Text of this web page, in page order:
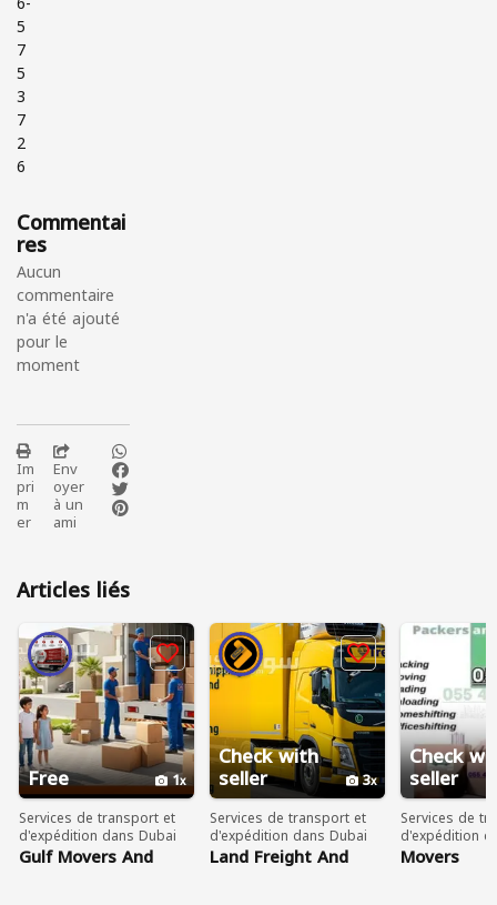
5
7
5
3
7
2
6
Commentai
res
Aucun
commentaire
n'a été ajouté
pour le
moment
Im
pri
m
er
Env
oyer
à un
ami
Articles liés
Free 1
Services de transport et
d'expédition dans Dubai
Gulf Movers And
Check with
seller 3
Services de transport et
d'expédition dans Dubai
Land Freight And
Truck Rental Services
Check
seller
Services de
d'expédition
Movers